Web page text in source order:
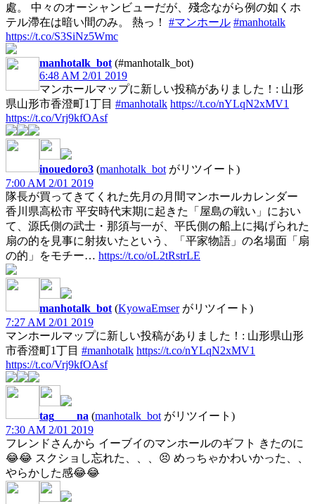
處。 中々のオーシャンビューだが、殘念ながら例の如くホ
テル滯在は暗い間のみ。 熱っ！ #マンホール #manhotalk
https://t.co/S3SiNz5Wmc
manhotalk_bot (#manhotalk_bot)
6:48 AM 2/01 2019
マンホールマップに新しい投稿がありました！: 山形
県山形市香澄町1丁目 #manhotalk https://t.co/nYLqN2xMV1
https://t.co/Vrj9kfOAsf
inouedoro3 (manhotalk_bot がリツイート)
7:00 AM 2/01 2019
隊長が買ってきてくれた先月の月間マンホールカレンダー
香川県高松市 平安時代末期に起きた「屋島の戦い」におい
て、源氏側の武士・那須与一が、平氏側の船上に掲げられた
扇の的を見事に射抜いたという、「平家物語」の名場面「扇
の的」をモチー… https://t.co/oL2tRstrLE
manhotalk_bot (KyowaEmserがリツイート)
7:27 AM 2/01 2019
マンホールマップに新しい投稿がありました！: 山形県山形
市香澄町1丁目 #manhotalk https://t.co/nYLqN2xMV1
https://t.co/Vrj9kfOAsf
tag____na (manhotalk_bot がリツイート)
7:30 AM 2/01 2019
フレンドさんから イーブイのマンホールのギフト きたのに
😂😂 スクショし忘れた、、、😣 めっちゃかわいかった、、
やらかした感😂😂